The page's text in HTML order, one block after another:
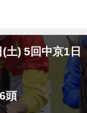
土) 5回中京1日
頭